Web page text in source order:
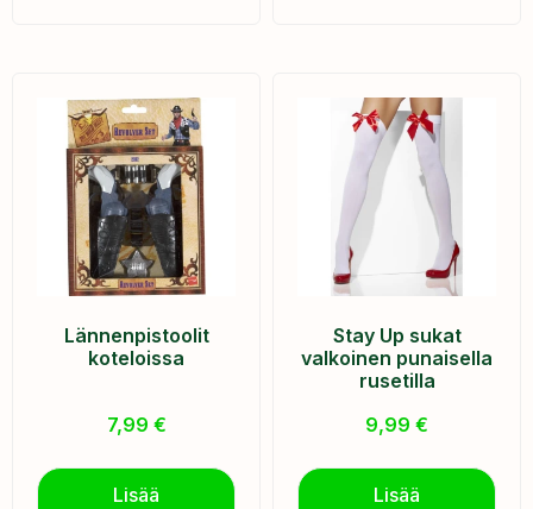
Lännenpistoolit
koteloissa
7,99 €
Lisää
Stay Up sukat
valkoinen punaisella
rusetilla
9,99 €
Lisää